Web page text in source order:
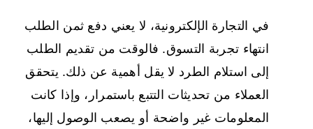
في التجارة الإلكترونية، لا يعني دفع ثمن الطلب
انتهاء تجربة التسوق. فالوقت من تقديم الطلب
إلى استلام الطرد لا يقل أهمية عن ذلك. يتحقق
العملاء من تحديثات التتبع باستمرار، وإذا كانت
المعلومات غير واضحة أو يصعب الوصول إليها،